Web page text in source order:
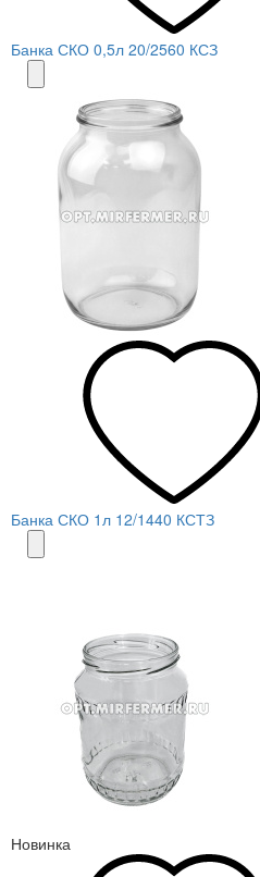
Банка СКО 0,5л 20/2560 КСЗ
Банка СКО 1л 12/1440 КСТЗ
Новинка